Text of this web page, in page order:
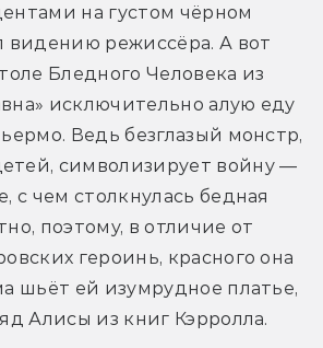
на густом чёрном
видению режиссёра. А вот
Бледного Человека из
исключительно алую еду
Ведь безглазый монстр,
символизирует войну —
с чем столкнулась бедная
поэтому, в отличие от
героинь, красного она
шьёт ей изумрудное платье,
Алисы из книг Кэрролла.